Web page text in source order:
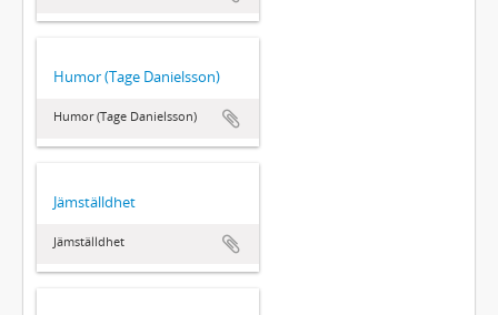
Humor (Tage Danielsson)
Humor (Tage Danielsson)
Jämställdhet
Jämställdhet